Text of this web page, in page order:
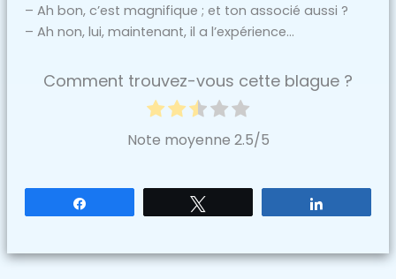
– Ah bon, c’est magnifique ; et ton associé aussi ?
– Ah non, lui, maintenant, il a l’expérience…
Comment trouvez-vous cette blague ?
Note moyenne 2.5/5